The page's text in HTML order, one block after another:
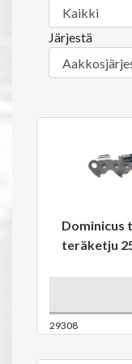
Järjestä
Dominicus
teräketju
29308